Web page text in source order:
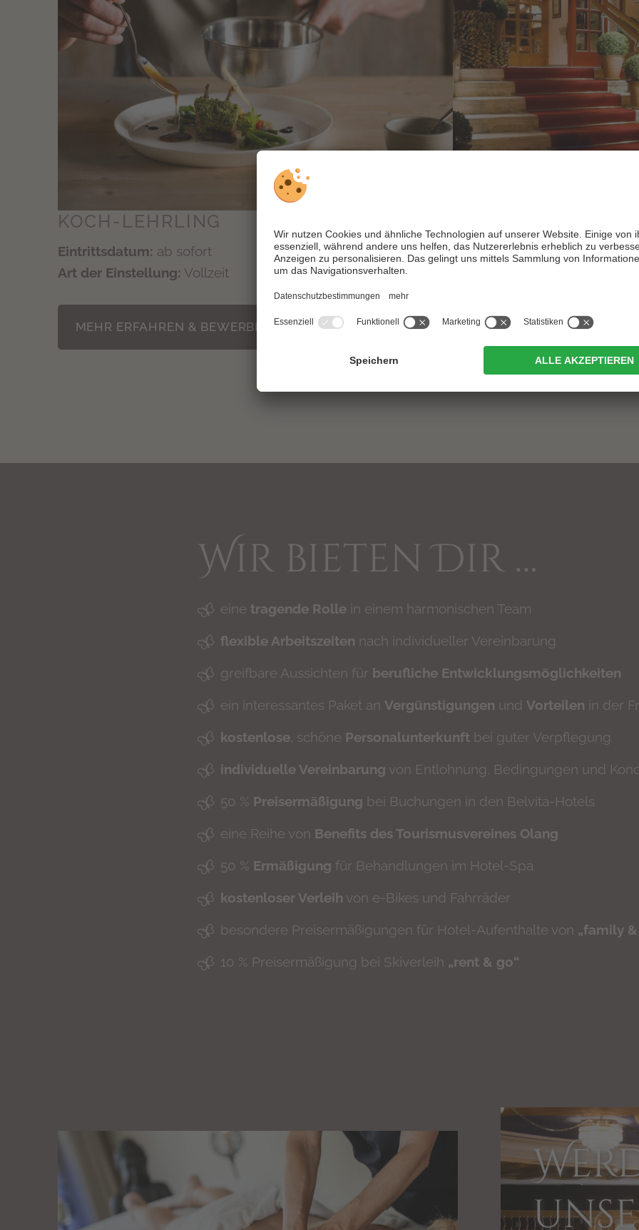
KOCH-LEHRLING
Eintrittsdatum: ab sofort
Art der Einstellung: Vollzeit
MEHR ERFAHREN & BEWERBEN
Du möchtest unbedingt Teil
MEHR ERFAHREN &
Wir bieten Dir …
eine tragende Rolle in einem harmonischen Team
flexible Arbeitszeiten nach individueller Vereinbarung
greifbare Aussichten für berufliche Entwicklungsmöglichkeiten
ein interessantes Paket an Vergünstigungen und Vorteilen in der
kostenlose , schöne Personalunterkunft bei guter Verpflegung
individuelle Vereinbarung von Entlohnung, Bedingungen und
50 % Preisermäßigung bei Buchungen in den Belvita-Hotels
eine Reihe von Benefits des Tourismusvereines Olang
50 % Ermäßigung für Behandlungen im Hotel-Spa
kostenloser Verleih von e-Bikes und Fahrräder
besondere Preisermäßigungen für Hotel-Aufenthalte von „family
10 % Preisermäßigung bei Skiverleih „rent & go“